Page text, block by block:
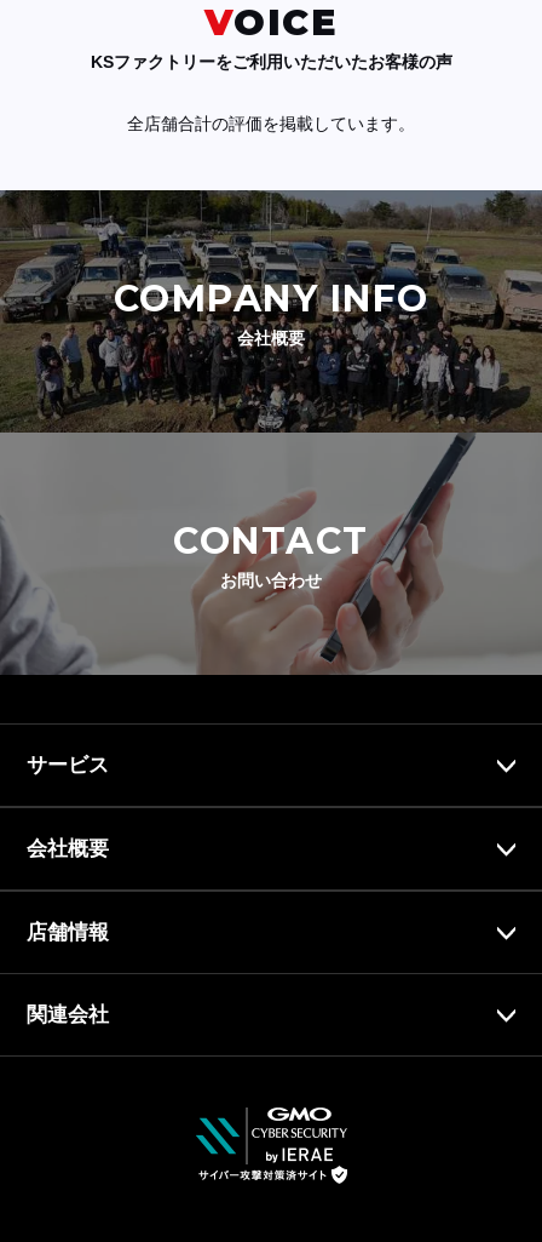
VOICE
KSファクトリーをご利用いただいたお客様の声
全店舗合計の評価を掲載しています。
COMPANY INFO
会社概要
CONTACT
お問い合わせ
サービス
会社概要
店舗情報
関連会社